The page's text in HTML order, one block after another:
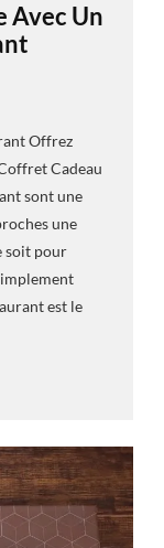
Avec Un
Offrez
Cadeau
sont une
une
soit pour
est le